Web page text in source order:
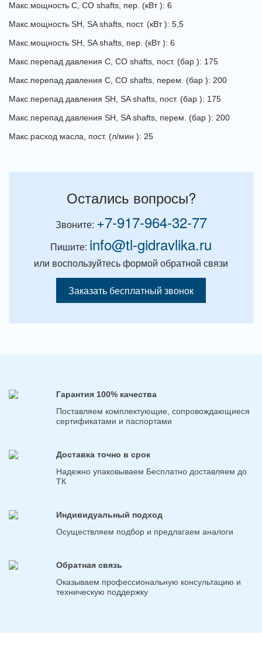
Макс.мощность C, CO shafts , пер. (кВт ): 6
Макс.мощность SH, SA shafts , пост. (кВт ): 5,5
Макс.мощность SH, SA shafts , пер. (кВт ): 6
Макс.перепад давления C, CO shafts , пост. (бар ): 175
Макс.перепад давления C, CO shafts , перем. (бар ): 200
Макс.перепад давления SH, SA shafts , пост. (бар ): 175
Макс.перепад давления SH, SA shafts , перем. (бар ): 200
Макс.расход масла, пост. (л/мин ): 25
Остались вопросы?
Звоните: +7-917-964-32-77
Пишите: info@tl-gidravlika.ru
или воспользуйтесь формой обратной связи
Заказать бесплатный звонок
Гарантия 100% качества
Поставляем комплектующие, сопровождающиеся
сертификатами и паспортами
Доставка точно в срок
Надежно упаковываем Бесплатно доставляем до
ТК
Индивидуальный подход
Осуществляем подбор и предлагаем аналоги
Обратная связь
Оказываем профессиональную консультацию и
техническую поддержку